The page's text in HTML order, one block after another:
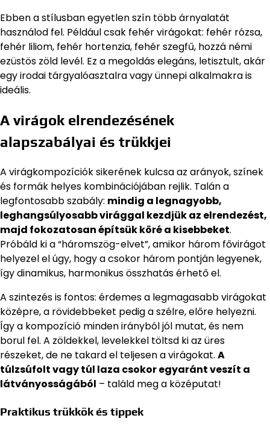
Ebben a stílusban egyetlen szín több árnyalatát
használod fel. Például csak fehér virágokat: fehér rózsa,
fehér liliom, fehér hortenzia, fehér szegfű, hozzá némi
ezüstös zöld levél. Ez a megoldás elegáns, letisztult, akár
egy irodai tárgyalóasztalra vagy ünnepi alkalmakra is
ideális.
A virágok elrendezésének
alapszabályai és trükkjei
A virágkompozíciók sikerének kulcsa az arányok, színek
és formák helyes kombinációjában rejlik. Talán a
legfontosabb szabály: mindig a legnagyobb,
leghangsúlyosabb virággal kezdjük az elrendezést,
majd fokozatosan építsük köré a kisebbeket.
Próbáld ki a “háromszög-elvet”, amikor három fővirágot
helyezel el úgy, hogy a csokor három pontján legyenek,
így dinamikus, harmonikus összhatás érhető el.
A szintezés is fontos: érdemes a legmagasabb virágokat
középre, a rövidebbeket pedig a szélre, előre helyezni.
Így a kompozíció minden irányból jól mutat, és nem
borul fel. A zöldekkel, levelekkel töltsd ki az üres
részeket, de ne takard el teljesen a virágokat. A
túlzsúfolt vagy túl laza csokor egyaránt veszít a
látványosságából – találd meg a középutat!
Praktikus trükkök és tippek